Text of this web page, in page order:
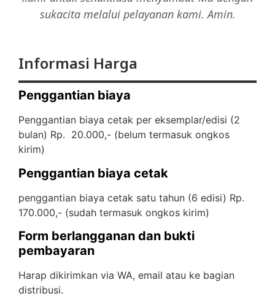
sukacita melalui pelayanan kami. Amin.
Informasi Harga
Penggantian biaya
Penggantian biaya cetak per eksemplar/edisi (2
bulan) Rp. 20.000,- (belum termasuk ongkos
kirim)
Penggantian biaya cetak
penggantian biaya cetak satu tahun (6 edisi) Rp.
170.000,- (sudah termasuk ongkos kirim)
Form berlangganan dan bukti
pembayaran
Harap dikirimkan via WA, email atau ke bagian
distribusi.